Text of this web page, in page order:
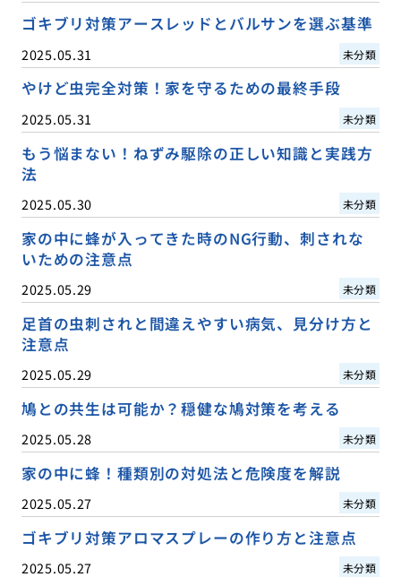
ゴキブリ対策アースレッドとバルサンを選ぶ基準
2025.05.31 未分類
やけど虫完全対策！家を守るための最終手段
2025.05.31 未分類
もう悩まない！ねずみ駆除の正しい知識と実践方
法
2025.05.30 未分類
家の中に蜂が入ってきた時のNG行動、刺されな
いための注意点
2025.05.29 未分類
足首の虫刺されと間違えやすい病気、見分け方と
注意点
2025.05.29 未分類
鳩との共生は可能か？穏健な鳩対策を考える
2025.05.28 未分類
家の中に蜂！種類別の対処法と危険度を解説
2025.05.27 未分類
ゴキブリ対策アロマスプレーの作り方と注意点
2025.05.27 未分類